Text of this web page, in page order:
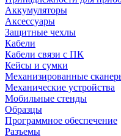
Аккумуляторы
Аксессуары
Защитные чехлы
Кабели
Кабели связи с ПК
Кейсы и сумки
Механизированные
Механические устройства
Мобильные стенды
Образцы
Программное обеспечение
Разъемы